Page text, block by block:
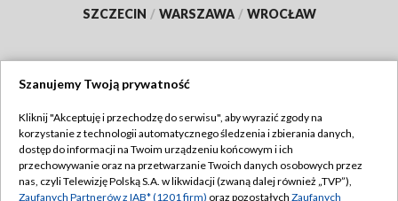
SZCZECIN / WARSZAWA / WROCŁAW
TVP
Abonament TVP
Emisja w TVP
Regulamin TVP
Szanujemy Twoją prywatność
Kliknij "Akceptuję i przechodzę do serwisu", aby wyrazić zgody na
korzystanie z technologii automatycznego śledzenia i zbierania danych,
dostęp do informacji na Twoim urządzeniu końcowym i ich
przechowywanie oraz na przetwarzanie Twoich danych osobowych przez
nas, czyli Telewizję Polską S.A. w likwidacji (zwaną dalej również „TVP”),
Zaufanych Partnerów z IAB* (1201 firm) oraz pozostałych Zaufanych